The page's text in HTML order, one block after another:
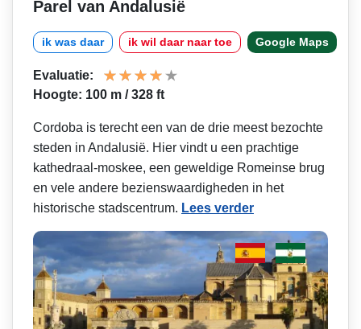
Parel van Andalusië
ik was daar ik wil daar naar toe Google Maps
Evaluatie:
Hoogte: 100 m / 328 ft
Cordoba is terecht een van de drie meest bezochte
steden in Andalusië. Hier vindt u een prachtige
kathedraal-moskee, een geweldige Romeinse brug
en vele andere bezienswaardigheden in het
historische stadscentrum. Lees verder